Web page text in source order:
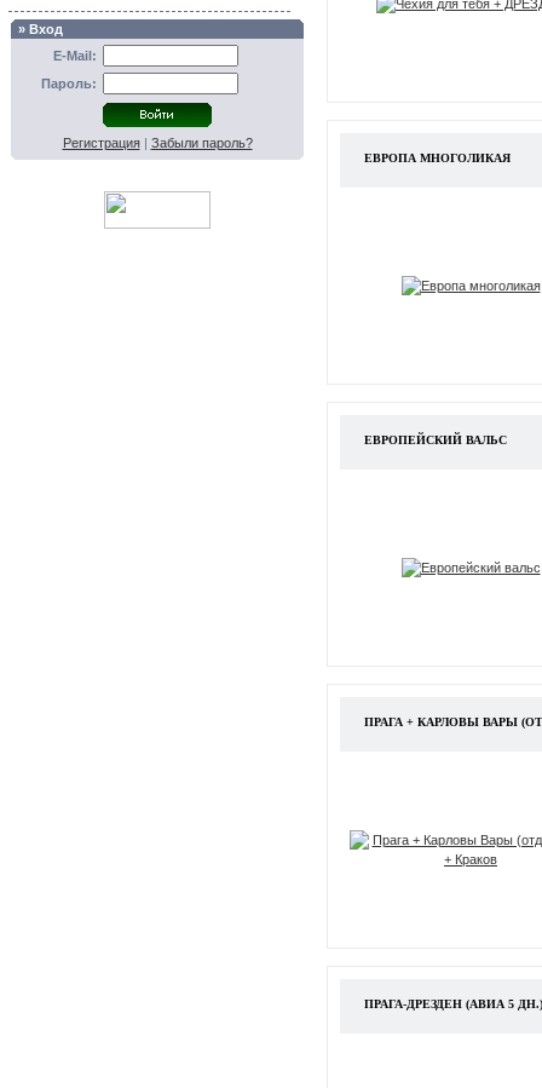
» Вход
E-Mail:
Пароль:
Регистрация| Забыли пароль?
ЕВРОПА МНОГОЛИКАЯ
ЕВРОПЕЙСКИЙ ВАЛЬС
ПРАГА + КАРЛОВЫ ВАРЫ
ПРАГА-ДРЕЗДЕН (АВИА 5 ДН.)